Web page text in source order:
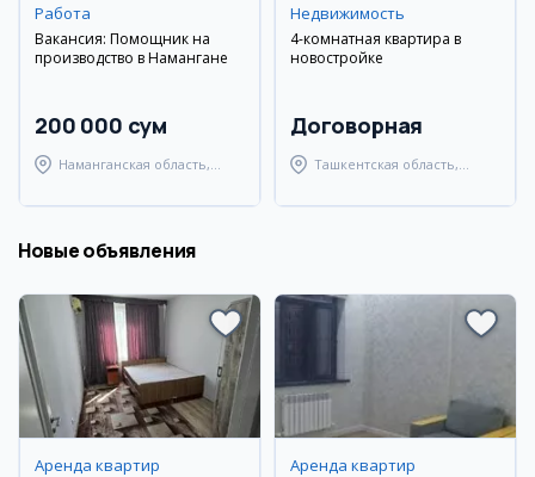
Работа
Вакансия: Помощник на
производство в Намангане
200 000 сум
Наманганская область,
Недвижимость
4-комнатная квартира в
новостройке
Договорная
Ташкентская область,
Новые объявления
Аренда квартир Аренда квартир